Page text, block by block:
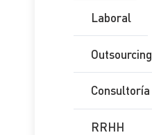
Laboral
Outsourcing
Consultoría
RRHH